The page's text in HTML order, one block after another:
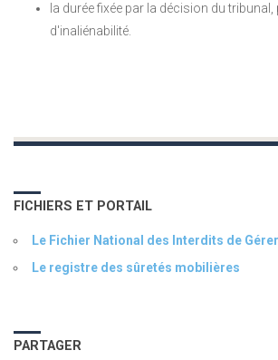
la durée fixée par la décision du
d'inaliénabilité.
FICHIERS ET PORTAIL
Le Fichier National des Interdits de Gérer
Le registre des sûretés mobilières
PARTAGER